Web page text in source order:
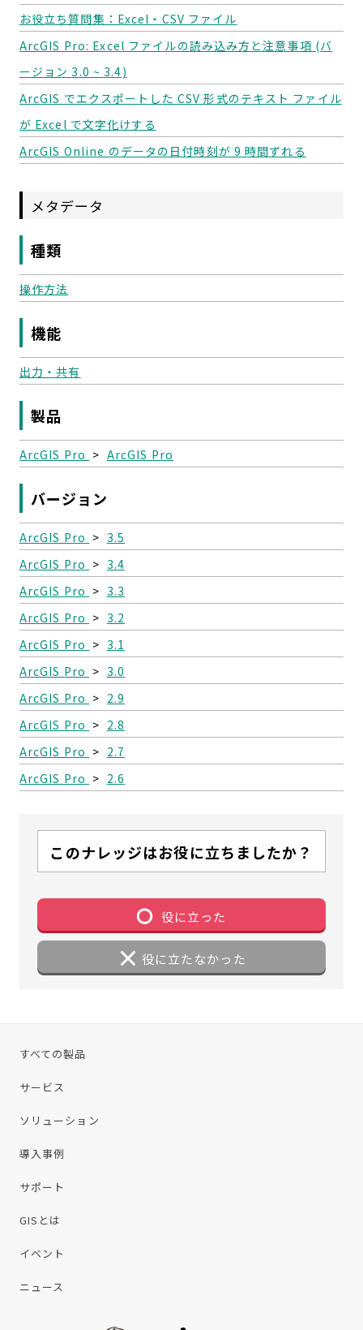
お役立ち質問集：Excel・CSV ファイル
ArcGIS Pro: Excel ファイルの読み込み方と注意事項 (バ
ージョン 3.0 ~ 3.4)
ArcGIS でエクスポートした CSV 形式のテキスト ファイル
が Excel で文字化けする
ArcGIS Online のデータの日付時刻が 9 時間ずれる
メタデータ
種類
操作方法
機能
出力・共有
製品
ArcGIS Pro > ArcGIS Pro
バージョン
ArcGIS Pro > 3.5
ArcGIS Pro > 3.4
ArcGIS Pro > 3.3
ArcGIS Pro > 3.2
ArcGIS Pro > 3.1
ArcGIS Pro > 3.0
ArcGIS Pro > 2.9
ArcGIS Pro > 2.8
ArcGIS Pro > 2.7
ArcGIS Pro > 2.6
このナレッジはお役に立ちましたか？
役に立った
役に立たなかった
すべての製品
サービス
ソリューション
導入事例
サポート
GISとは
イベント
ニュース